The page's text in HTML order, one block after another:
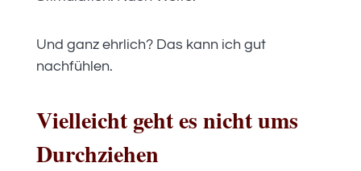
Und ganz ehrlich? Das kann ich gut
nachfühlen.
Vielleicht geht es nicht ums
Durchziehen